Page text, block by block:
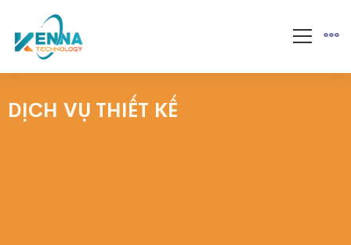
DỊCH VỤ THIẾT KẾ